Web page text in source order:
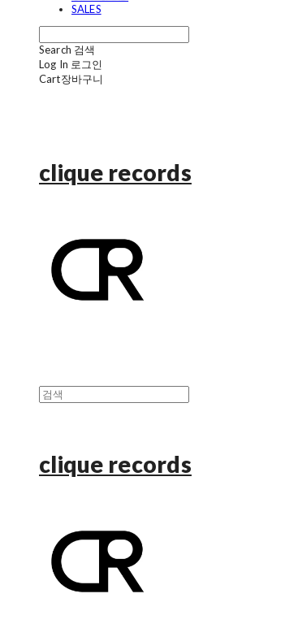
SALES
Search 검색
Log In 로그인
Cart장바구니
clique records
clique records